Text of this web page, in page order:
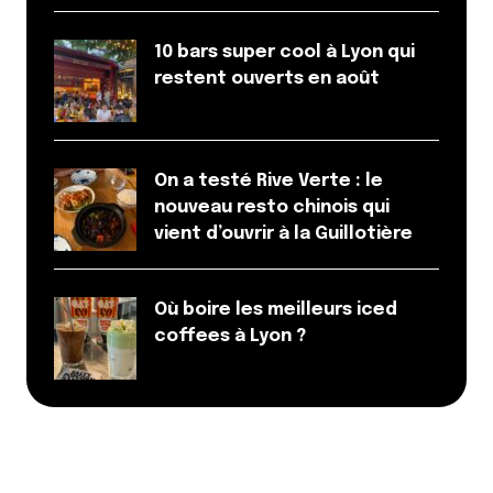
10 bars super cool à Lyon qui
restent ouverts en août
On a testé Rive Verte : le
nouveau resto chinois qui
vient d’ouvrir à la Guillotière
Où boire les meilleurs iced
coffees à Lyon ?